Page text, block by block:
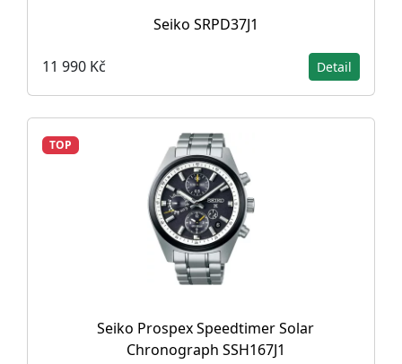
Seiko SRPD37J1
11 990 Kč Detail
TOP
Seiko Prospex Speedtimer Solar
Chronograph SSH167J1